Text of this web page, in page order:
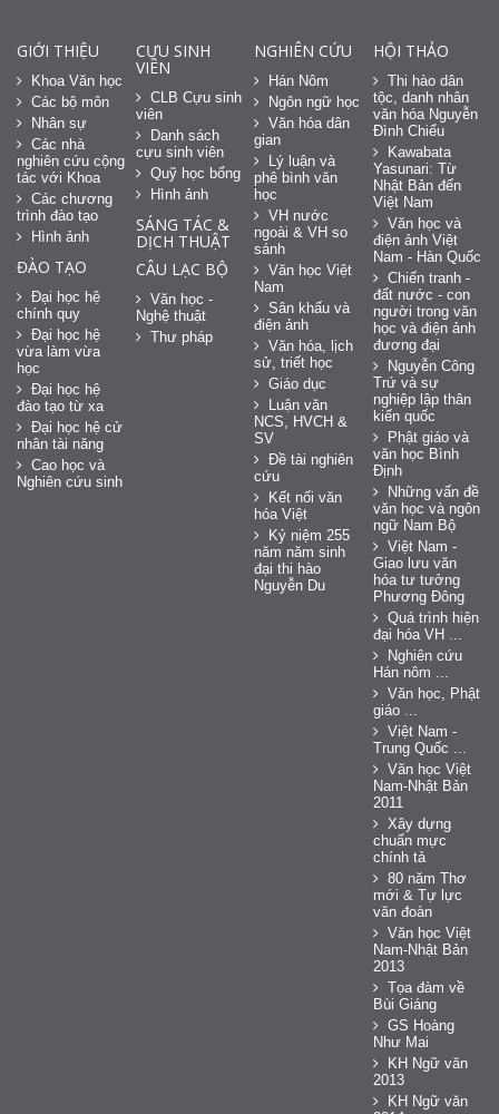
GIỚI THIỆU
Khoa Văn học
Các bộ môn
Nhân sự
Các nhà
nghiên cứu cộng
tác với Khoa
Các chương
trình đào tạo
Hình ảnh
ĐÀO TẠO
Đại học hệ
chính quy
Đại học hệ
vừa làm vừa
học
Đại học hệ
đào tạo từ xa
Đại học hệ cử
nhân tài năng
Cao học và
Nghiên cứu sinh
CỰU SINH
VIÊN
CLB Cựu sinh
viên
Danh sách
cựu sinh viên
Quỹ học bổng
Hình ảnh
SÁNG TÁC &
DỊCH THUẬT
CÂU LẠC BỘ
Văn học -
Nghệ thuật
Thư pháp
NGHIÊN CỨU
Hán Nôm
Ngôn ngữ học
Văn hóa dân
gian
Lý luận và
phê bình văn
học
VH nước
ngoài & VH so
sánh
Văn học Việt
Nam
Sân khấu và
điện ảnh
Văn hóa, lịch
sử, triết học
Giáo dục
Luận văn
NCS, HVCH &
SV
Đề tài nghiên
cứu
Kết nối văn
hóa Việt
Kỷ niệm 255
năm năm sinh
đại thi hào
Nguyễn Du
HỘI THẢO
Thi hào dân
tộc, danh nhân
văn hóa Nguyễn
Đình Chiểu
Kawabata
Yasunari: Từ
Nhật Bản đến
Việt Nam
Văn học và
điện ảnh Việt
Nam - Hàn Quốc
Chiến tranh -
đất nước - con
người trong văn
học và điện ảnh
đương đại
Nguyễn Công
Trứ và sự
nghiệp lập thân
kiến quốc
Phật giáo và
văn học Bình
Định
Những vấn đề
văn học và ngôn
ngữ Nam Bộ
Việt Nam -
Giao lưu văn
hóa tư tưởng
Phương Đông
Quá trình hiện
đại hóa VH ...
Nghiên cứu
Hán nôm ...
Văn học, Phật
giáo ...
Việt Nam -
Trung Quốc ...
Văn học Việt
Nam-Nhật Bản
2011
Xây dựng
chuẩn mực
chính tả
80 năm Thơ
mới & Tự lực
văn đoàn
Văn học Việt
Nam-Nhật Bản
2013
Tọa đàm về
Bùi Giáng
GS Hoàng
Như Mai
KH Ngữ văn
2013
KH Ngữ văn